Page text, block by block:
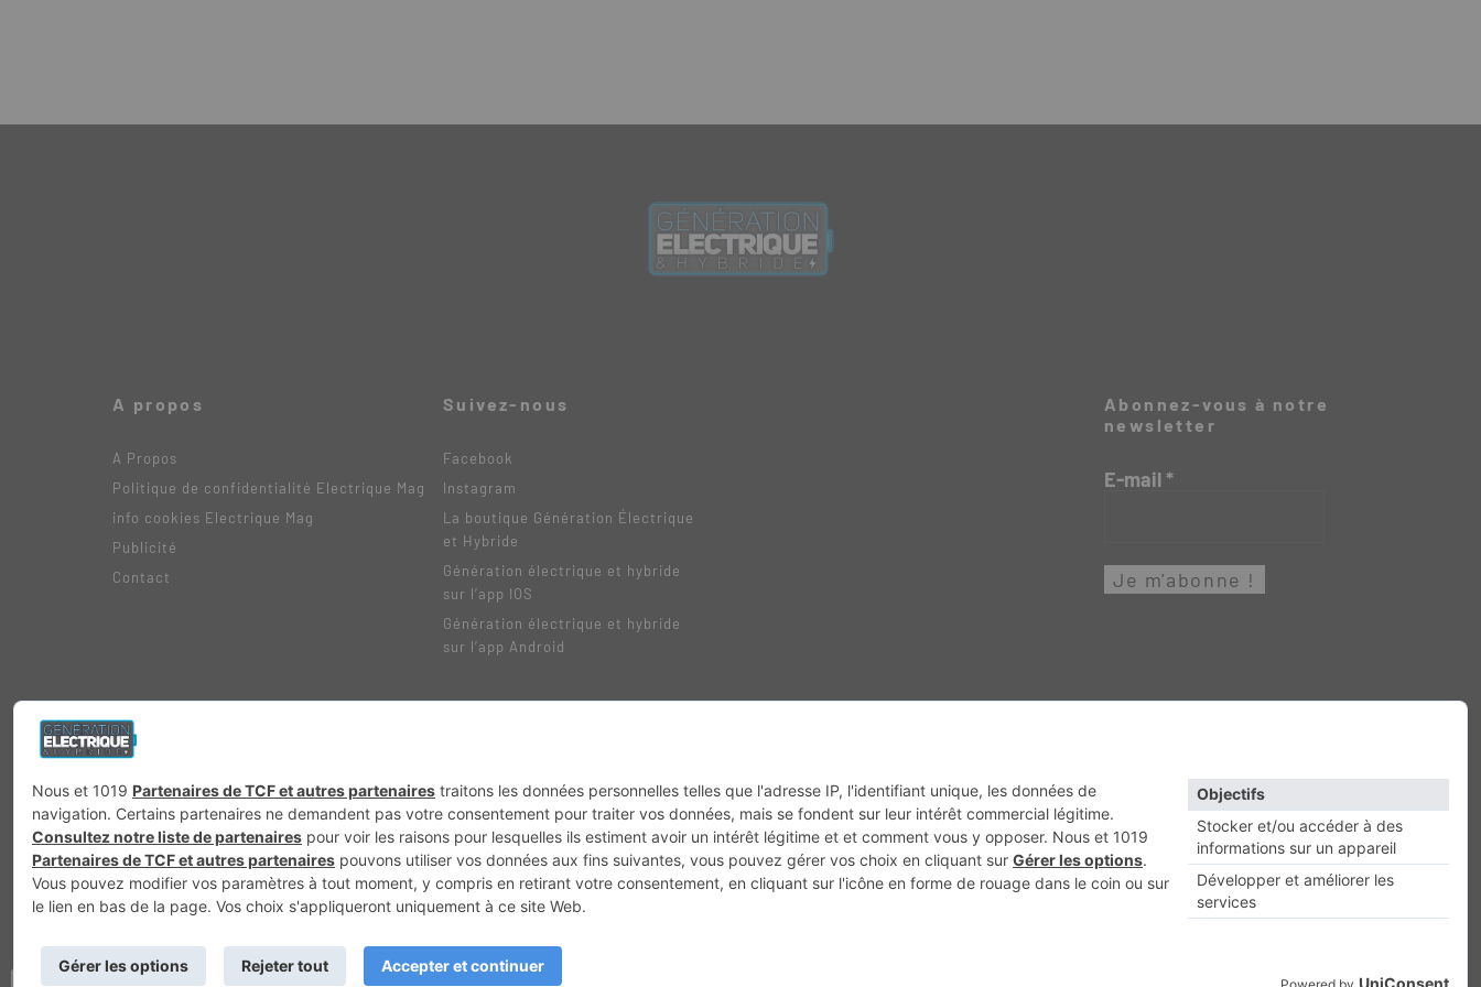
A propos
A Propos
Politique de confidentialité Electrique Mag
info cookies Electrique Mag
Publicité
Contact
Suivez-nous
Facebook
Instagram
La boutique Génération Électrique
et Hybride
Génération électrique et hybride
sur l’app IOS
Génération électrique et hybride
sur l’app Android
Abonnez-vous à notre
newsletter
E-mail *
Génération 4×4 Génération Sans Permis VTTAE.fr FullAttack MX2K Enduro Mag Trail Adventure Trial Mag Sport-Bikes Boutique CPPRESSE Escapade Maisons A Vivre Retour en haut
Depuis 2020 - Un magazine du